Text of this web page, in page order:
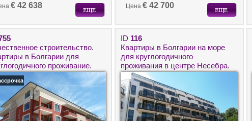
€ 42 638
Цена € 42 700
строительство.
в Болгарии для
проживание.
в Равда на
ID 116
Квартиры в Болгарии на море
для круглогодичного
проживания в центре Несебра.
Городская недвижимость.